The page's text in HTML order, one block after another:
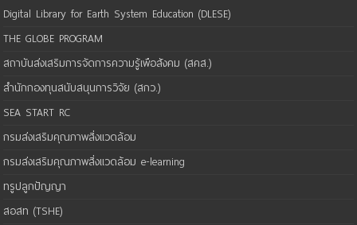
Digital Library for Earth System Education (DLESE)
THE GLOBE PROGRAM
สถาบันส่งเสริมการจัดการความรู้เพือสังคม (สคส.)
สำนักกองทุนสนับสนุนการวิจัย (สกว.)
SEA START RC
กรมส่งเสริมคุณภาพสิ่งแวดล้อม
กรมส่งเสริมคุณภาพสิ่งแวดล้อม e-learning
ทรูปลูกปัญญา
สอสท (TSHE)